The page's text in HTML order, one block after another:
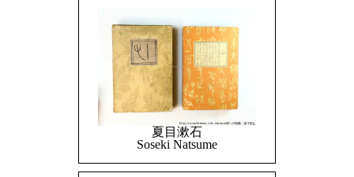
夏目漱石
Soseki Natsume